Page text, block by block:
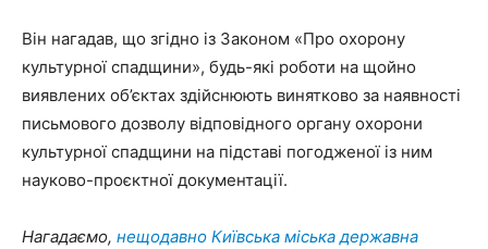
Він нагадав, що згідно із Законом «Про охорону
культурної спадщини», будь-які роботи на щойно
виявлених об’єктах здійснюють винятково за наявності
письмового дозволу відповідного органу охорони
культурної спадщини на підставі погодженої із ним
науково-проєктної документації.
Нагадаємо, нещодавно Київська міська державна